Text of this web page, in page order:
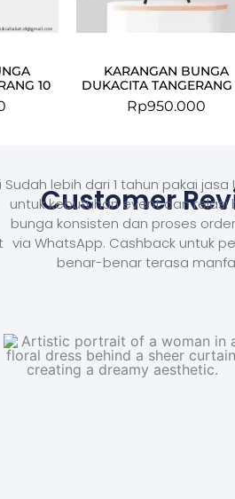
10
KARANGAN BUNGA
DUKACITA
Rp950.000
Customer
Sudah lebih dari 1 tahun pakai jasa
untuk kebutuhan event dan relasi
bunga konsisten dan proses
via WhatsApp. Cashback untuk
benar-benar terasa